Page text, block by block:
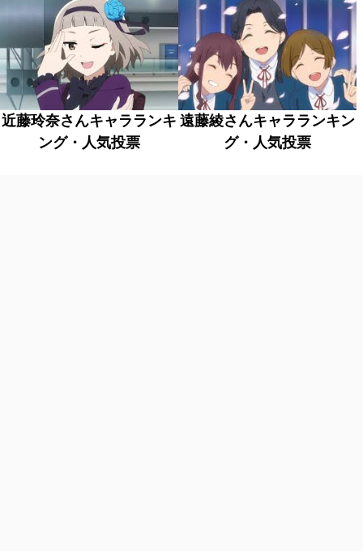
近藤玲奈さんキャラランキ
ング・人気投票
遠藤綾さんキャラランキン
グ・人気投票